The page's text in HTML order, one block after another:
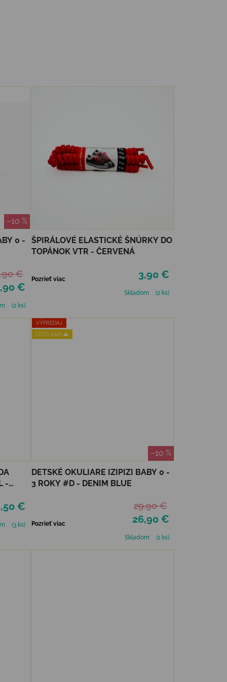
–10 %
0 -
€
€
(2 ks)
ŠPIRÁLOVÉ ELASTICKÉ ŠNÚRKY DO
TOPÁNOK VTR - ČERVENÁ
3,90 €
Pozrieť viac
Skladom
(2 ks)
-
€
(3 ks)
VÝPREDAJ
LETO 2026 🌊
–10 %
DETSKÉ OKULIARE IZIPIZI BABY 0 -
3 ROKY #D - DENIM BLUE
26,90 €
29,90 €
Pozrieť viac
Skladom
(1 ks)